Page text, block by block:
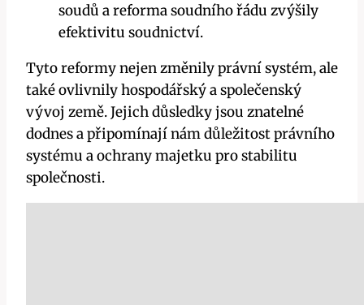
soudů a reforma soudního řádu zvýšily
efektivitu soudnictví.
Tyto reformy nejen změnily právní systém, ale
také ovlivnily hospodářský a společenský
vývoj země. Jejich důsledky jsou znatelné
dodnes a připomínají nám důležitost právního
systému a ochrany majetku pro stabilitu
společnosti.